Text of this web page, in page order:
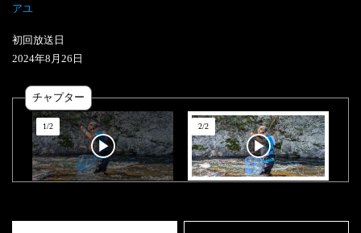
アユ
初回放送日
2024年8 月 26 日
チャプター
1/2 2/2